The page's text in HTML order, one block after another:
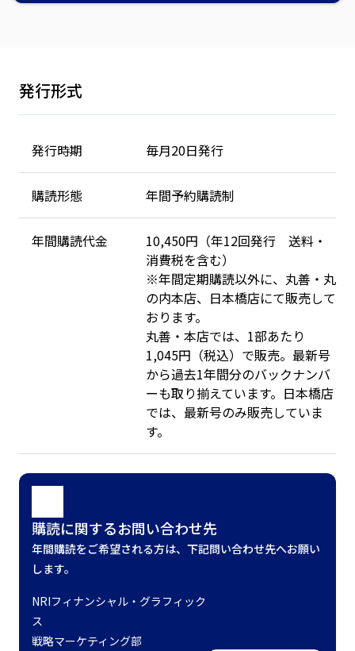
発行形式
発行時期 毎月20日発行
購読形態 年間予約購読制
年間購読代金
10,450円（年12回発行 送料・
消費税を含む）
※年間定期購読以外に、丸善・丸
の内本店、日本橋店にて販売して
おります。
丸善・本店では、1部あたり
1,045円（税込）で販売。最新号
から過去1年間分のバックナンバ
ーも取り揃えています。日本橋店
では、最新号のみ販売していま
す。
購読に関するお問い合わせ先
年間購読をご希望される方は、下記問い合わせ先へお願い
します。
NRIフィナンシャル・グラフィック
ス
戦略マーケティング部